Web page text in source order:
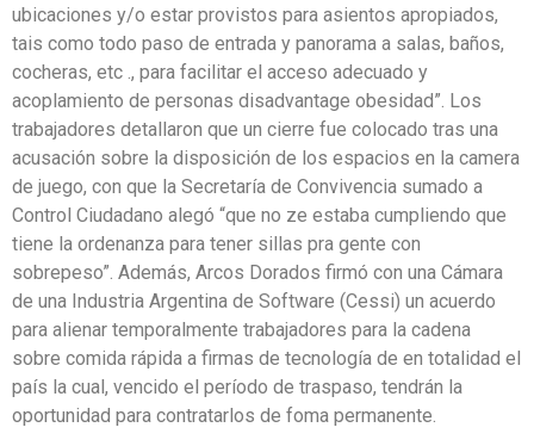
ubicaciones y/o estar provistos para asientos apropiados,
tais como todo paso de entrada y panorama a salas, baños,
cocheras, etc ., para facilitar el acceso adecuado y
acoplamiento de personas disadvantage obesidad”. Los
trabajadores detallaron que un cierre fue colocado tras una
acusación sobre la disposición de los espacios en la camera
de juego, con que la Secretaría de Convivencia sumado a
Control Ciudadano alegó “que no ze estaba cumpliendo que
tiene la ordenanza para tener sillas pra gente con
sobrepeso”. Además, Arcos Dorados firmó con una Cámara
de una Industria Argentina de Software (Cessi) un acuerdo
para alienar temporalmente trabajadores para la cadena
sobre comida rápida a firmas de tecnología de en totalidad el
país la cual, vencido el período de traspaso, tendrán la
oportunidad para contratarlos de foma permanente.